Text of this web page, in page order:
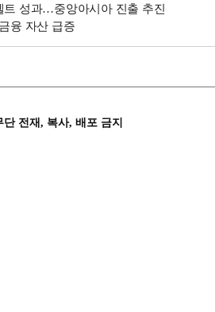
성과…중앙아시아 진출 추진
융 자산 급증
전재, 복사, 배포 금지